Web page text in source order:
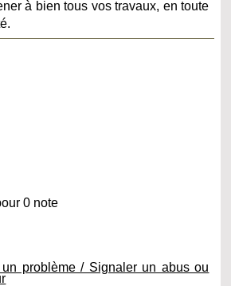
à bien tous vos travaux, en toute
0 note
un problème / Signaler un abus ou